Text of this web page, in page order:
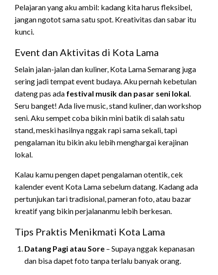
Pelajaran yang aku ambil: kadang kita harus fleksibel,
jangan ngotot sama satu spot. Kreativitas dan sabar itu
kunci.
Event dan Aktivitas di Kota Lama
Selain jalan-jalan dan kuliner, Kota Lama Semarang juga
sering jadi tempat event budaya. Aku pernah kebetulan
dateng pas ada festival musik dan pasar seni lokal
Seru banget! Ada live music, stand kuliner, dan workshop
seni. Aku sempet coba bikin mini batik di salah satu
stand, meski hasilnya nggak rapi sama sekali, tapi
pengalaman itu bikin aku lebih menghargai kerajinan
lokal.
Kalau kamu pengen dapet pengalaman otentik, cek
kalender event Kota Lama sebelum datang. Kadang ada
pertunjukan tari tradisional, pameran foto, atau bazar
kreatif yang bikin perjalananmu lebih berkesan.
Tips Praktis Menikmati Kota Lama
Datang Pagi atau Sore – Supaya nggak kepanasan
dan bisa dapet foto tanpa terlalu banyak orang.